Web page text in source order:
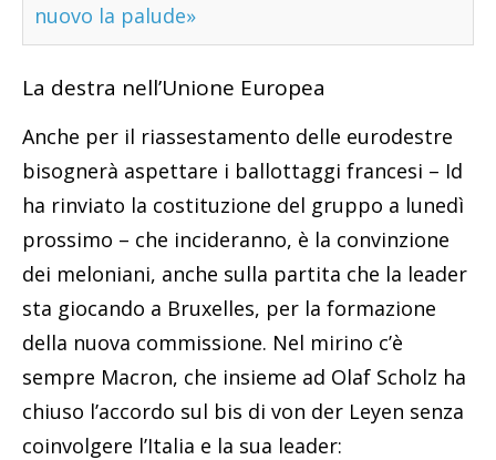
nuovo la palude»
La destra nell’Unione Europea
Anche per il riassestamento delle eurodestre
bisognerà aspettare i ballottaggi francesi – Id
ha rinviato la costituzione del gruppo a lunedì
prossimo – che incideranno, è la convinzione
dei meloniani, anche sulla partita che la leader
sta giocando a Bruxelles, per la formazione
della nuova commissione. Nel mirino c’è
sempre Macron, che insieme ad Olaf Scholz ha
chiuso l’accordo sul bis di von der Leyen senza
coinvolgere l’Italia e la sua leader: